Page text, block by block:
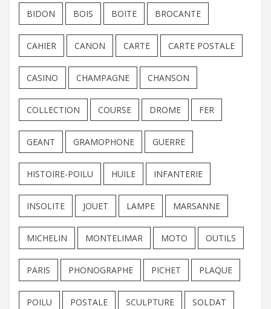
BIDON BOIS BOITE BROCANTE
CAHIER CANON CARTE CARTE POSTALE
CASINO CHAMPAGNE CHANSON
COLLECTION COURSE DROME FER
GEANT GRAMOPHONE GUERRE
HISTOIRE-POILU HUILE INFANTERIE
INSOLITE JOUET LAMPE MARSANNE
MICHELIN MONTELIMAR MOTO OUTILS
PARIS PHONOGRAPHE PICHET PLAQUE
POILU POSTALE SCULPTURE SOLDAT